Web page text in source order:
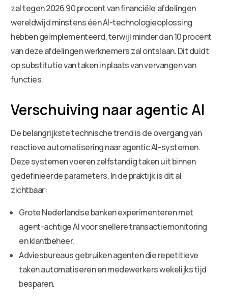
zal tegen 2026 90 procent van financiële afdelingen
wereldwijd minstens één AI-technologieoplossing
hebben geïmplementeerd, terwijl minder dan 10 procent
van deze afdelingen werknemers zal ontslaan. Dit duidt
op substitutie van taken in plaats van vervangen van
functies.
Verschuiving naar agentic AI
De belangrijkste technische trend is de overgang van
reactieve automatisering naar agentic AI-systemen.
Deze systemen voeren zelfstandig taken uit binnen
gedefinieerde parameters. In de praktijk is dit al
zichtbaar:
Grote Nederlandse banken experimenteren met
agent-achtige AI voor snellere transactiemonitoring
en klantbeheer.
Adviesbureaus gebruiken agenten die repetitieve
taken automatiseren en medewerkers wekelijks tijd
besparen.